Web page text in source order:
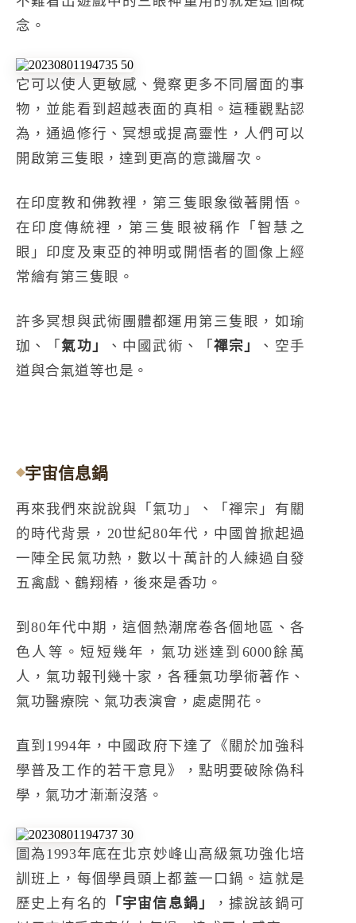
念。
它可以使人更敏感、覺察更多不同層面的事
物，並能看到超越表面的真相。這種觀點認
為，通過修行、冥想或提高靈性，人們可以
開啟第三隻眼，達到更高的意識層次。
在印度教和佛教裡，第三隻眼象徵著開悟。
在印度傳統裡，第三隻眼被稱作「智慧之
眼」印度及東亞的神明或開悟者的圖像上經
常繪有第三隻眼。
許多冥想與武術團體都運用第三隻眼，如瑜
珈、「氣功」 、中國武術、「 禪宗」
、空手
道與合氣道等也是。
宇宙信息鍋
再來我們來說說與「氣功」、「禪宗」有關
的時代背景，20世紀80年代，中國曾掀起過
一陣全民氣功熱，數以十萬計的人練過自發
五禽戲、鶴翔樁，後來是香功。
到80年代中期，這個熱潮席卷各個地區、各
色人等。短短幾年，氣功迷達到6000餘萬
人，氣功報刊幾十家，各種氣功學術著作、
氣功醫療院、氣功表演會，處處開花。
直到1994年，中國政府下達了《關於加強科
學普及工作的若干意見》，點明要破除偽科
學，氣功才漸漸沒落。
圖為1993年底在北京妙峰山高級氣功強化培
訓班上，每個學員頭上都蓋一口鍋。這就是
歷史上有名的 「宇宙信息鍋」
，據說該鍋可